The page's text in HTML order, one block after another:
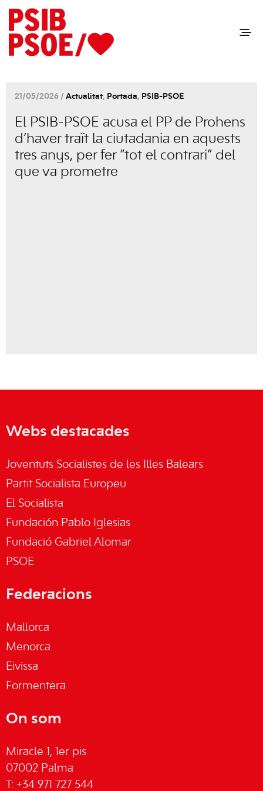
21/05/2026 / Actualitat, Portada, PSIB-PSOE
El PSIB-PSOE acusa el PP de Prohens
d’haver traït la ciutadania en aquests
tres anys, per fer “tot el contrari” del
que va prometre
Webs destacades
Joventuts Socialistes de les Illes Balears
Partit Socialista Europeu
El Socialista
Fundación Pablo Iglesias
Fundació Gabriel Alomar
PSOE
Federacions
Mallorca
Menorca
Eivissa
Formentera
On som
Miracle 1, 1er pis
07002 Palma
T: +34 971 727 544